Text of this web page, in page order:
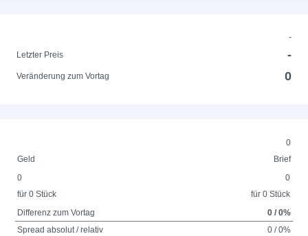
-
Letzter Preis
-
Veränderung zum Vortag 0
0
Geld
Brief
0
für 0 Stück
0
für 0 Stück
Differenz zum Vortag
0 / 0%
Spread absolut / relativ
0 / 0%